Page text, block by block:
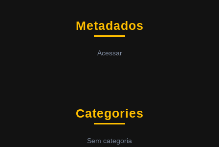
Metadados
Acessar
Categories
Sem categoria